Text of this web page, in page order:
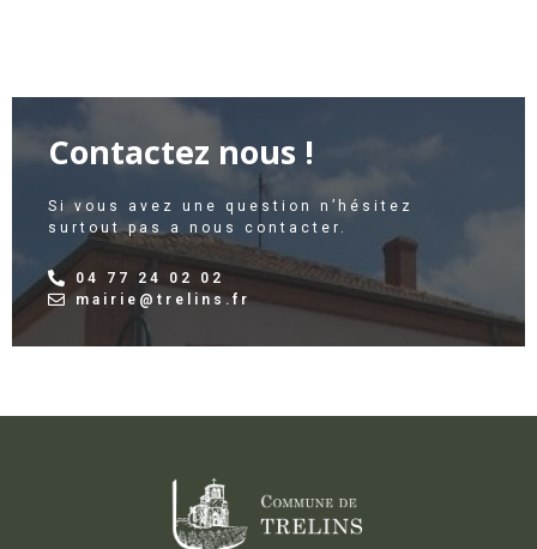
Contactez nous !
Si vous avez une question n’hésitez
surtout pas a nous contacter.
04 77 24 02 02
mairie@trelins.fr